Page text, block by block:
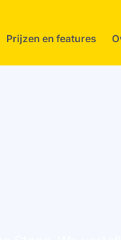
Prijzen en features